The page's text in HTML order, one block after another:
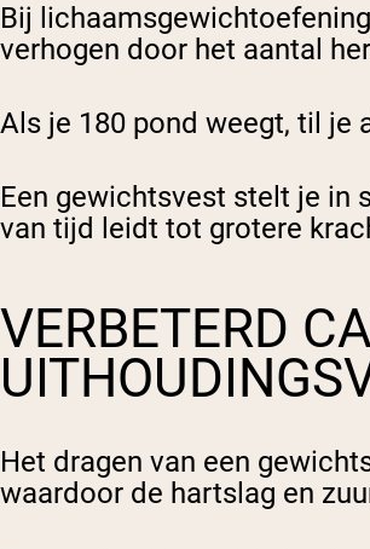
Bij
verhogen door het aantal
Als je 180 pond weegt, til je
Een gewichtsvest stelt je in
van tijd leidt tot grotere
VERBETERD
Het dragen van een
waardoor de hartslag en